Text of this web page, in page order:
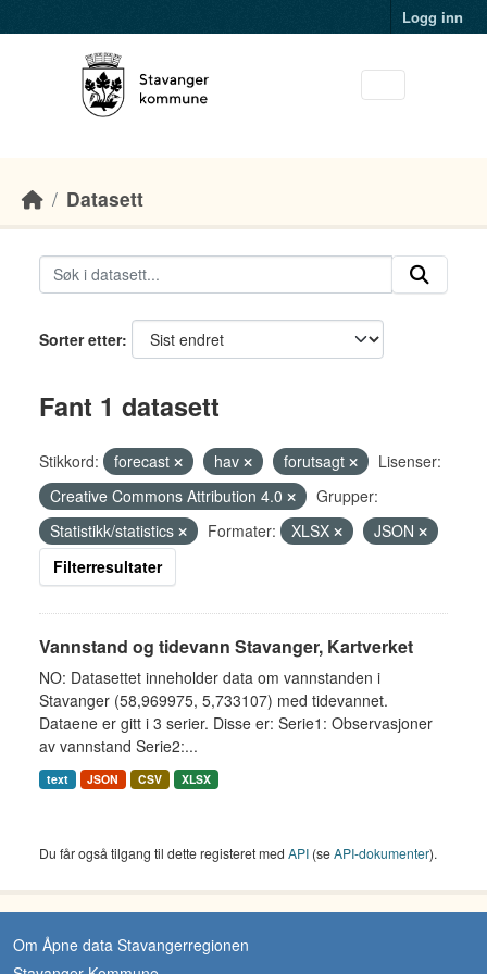
Logg inn
Datasett
Sorter etter
Fant 1 datasett
Stikkord: forecast hav forutsagt
Lisenser:
Creative Commons Attribution 4.0
Grupper:
Statistikk/statistics
Formater: XLSX
JSON
Filterresultater
Vannstand og tidevann Stavanger, Kartverket
NO: Datasettet inneholder data om vannstanden i
Stavanger (58,969975, 5,733107) med tidevannet.
Dataene er gitt i 3 serier. Disse er: Serie1: Observasjoner
av vannstand Serie2:...
text JSON CSV XLSX
Du får også tilgang til dette registeret med API (seAPI-dokumenter).
Om Åpne data Stavangerregionen